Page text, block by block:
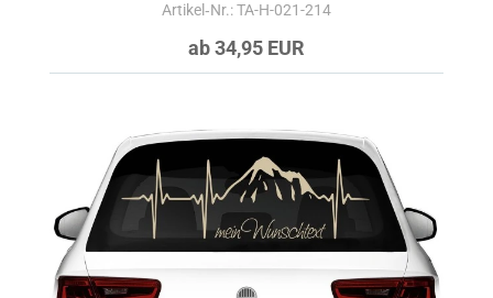
Artikel‑Nr.: TA-H-021-214
ab 34,95 EUR